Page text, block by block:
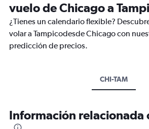
vuelo de Chicago a
¿Tienes un calendario flexible?
volar a Tampicodesde Chicago con
predicción de precios.
CHI-TAM
Información relacionada